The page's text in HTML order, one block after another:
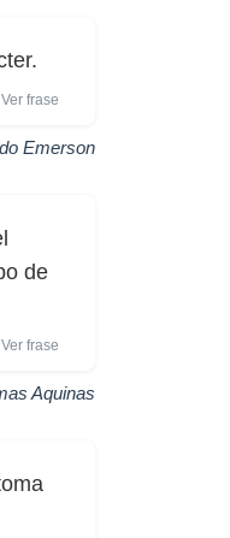
Ver frase
Emerson
de
Ver frase
Aquinas